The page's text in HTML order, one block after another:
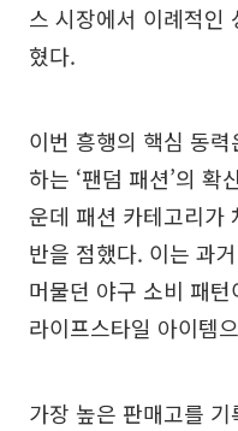
스 시장에서 이례적인
혔다.
이번 흥행의 핵심 동
하는 ‘팬덤 패션’의
운데 패션 카테고리가
반을 점했다. 이는 과
머물던 야구 소비 패
라이프스타일 아이템
가장 높은 판매고를